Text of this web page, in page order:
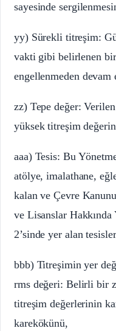
sayesinde
yy) Sürekli titreşim:
vakti gibi belirlenen
engellenmeden
zz) Tepe değer:
yüksek titreşim
aaa) Tesis: Bu
atölye, imalathane,
kalan ve Çevre
ve Lisanslar
2’sinde yer alan
bbb) Titreşimin yer
rms değeri: Belirli bir
titreşim değerlerinin
karekökünü,